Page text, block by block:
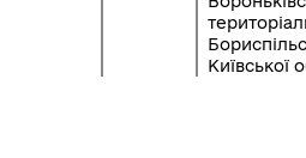
Київської